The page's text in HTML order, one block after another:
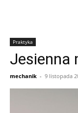
Praktyka
Jesienna
mechanik - 9 listopada